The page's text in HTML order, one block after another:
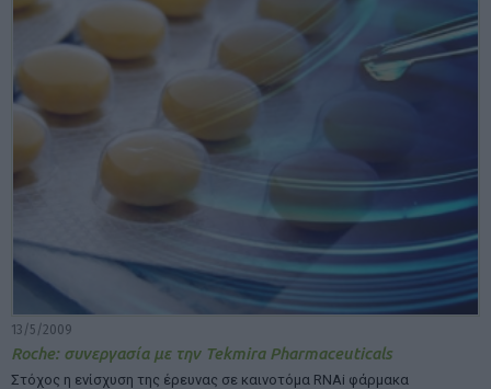
13/5/2009
Roche: συνεργασία με την Tekmira Pharmaceuticals
Στόχος η ενίσχυση της έρευνας σε καινοτόμα RNAi φάρμακα